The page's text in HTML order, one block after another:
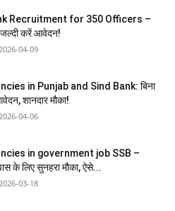
Recruitment for 350 Officers –
जल्दी करें आवेदन!
04-09
in Punjab and Sind Bank: बिना
शानदार मौका!
04-06
in government job SSB –
के लिए सुनहरा मौका, ऐसे...
03-18